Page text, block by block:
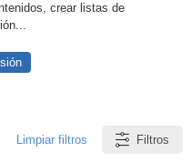
crear listas de
Limpiar filtros Filtros